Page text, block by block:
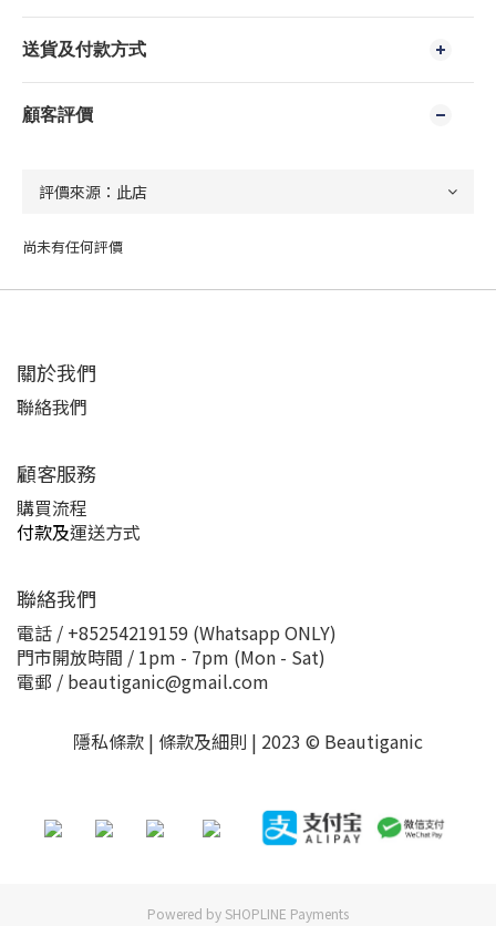
送貨及付款方式
顧客評價
尚未有任何評價
關於我們
聯絡我們
顧客服務
購買流程
付款及運送方式
聯絡我們
電話 / +85254219159 (Whatsapp ONLY)
門市開放時間 / 1pm - 7pm (Mon - Sat)
電郵 / beautiganic@gmail.com
隱私條款 | 條款及細則 | 2023 © Beautiganic
Powered by SHOPLINE Payments